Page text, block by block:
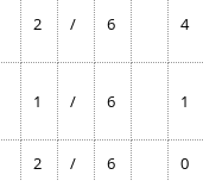
2 / 6 4
1 / 6 1
2 / 6 0